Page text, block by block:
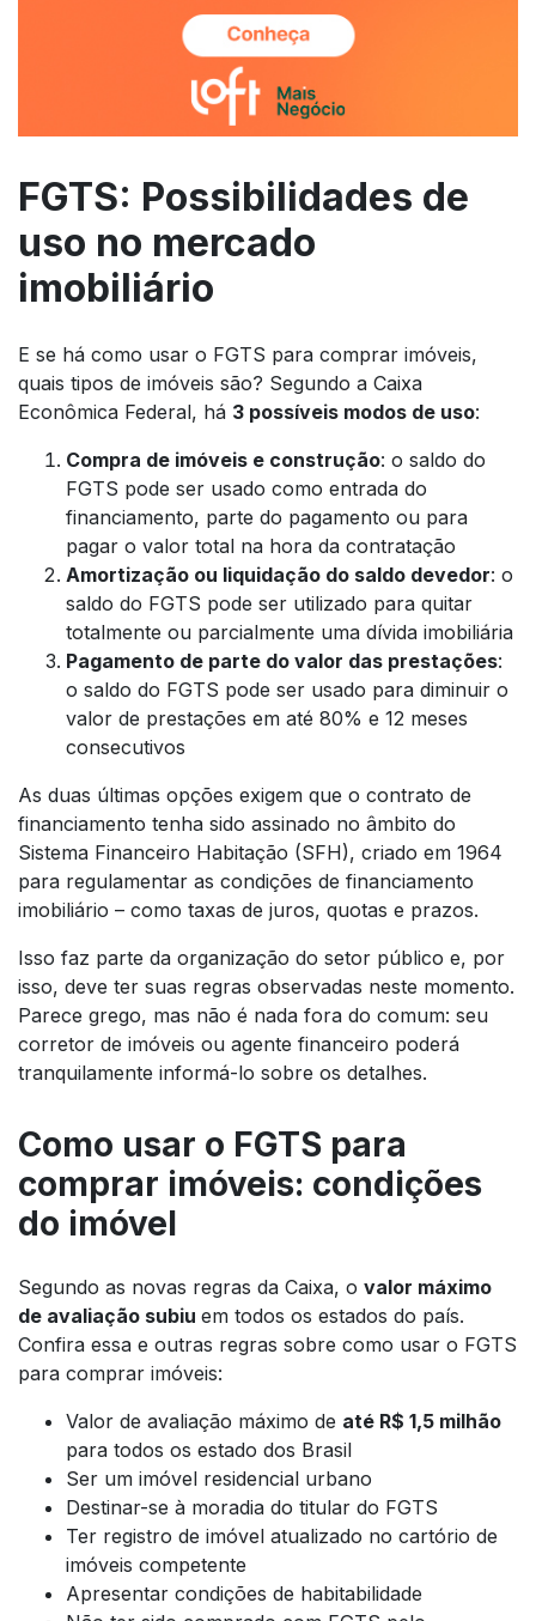
FGTS: Possibilidades de
uso no mercado
imobiliário
E se há como usar o FGTS para comprar imóveis,
quais tipos de imóveis são? Segundo a Caixa
Econômica Federal, há 3 possíveis modos de uso:
Compra de imóveis e construção: o saldo do
FGTS pode ser usado como entrada do
financiamento, parte do pagamento ou para
pagar o valor total na hora da contratação
Amortização ou liquidação do saldo devedor: o
saldo do FGTS pode ser utilizado para quitar
totalmente ou parcialmente uma dívida imobiliária
Pagamento de parte do valor das prestações:
o saldo do FGTS pode ser usado para diminuir o
valor de prestações em até 80% e 12 meses
consecutivos
As duas últimas opções exigem que o contrato de
financiamento tenha sido assinado no âmbito do
Sistema Financeiro Habitação (SFH), criado em 1964
para regulamentar as condições de financiamento
imobiliário – como taxas de juros, quotas e prazos.
Isso faz parte da organização do setor público e, por
isso, deve ter suas regras observadas neste momento.
Parece grego, mas não é nada fora do comum: seu
corretor de imóveis ou agente financeiro poderá
tranquilamente informá-lo sobre os detalhes.
Como usar o FGTS para
comprar imóveis: condições
do imóvel
Segundo as novas regras da Caixa, o valor máximo
de avaliação subiu em todos os estados do país.
Confira essa e outras regras sobre como usar o FGTS
para comprar imóveis:
Valor de avaliação máximo de até R$ 1,5 milhão
para todos os estado dos Brasil
Ser um imóvel residencial urbano
Destinar-se à moradia do titular do FGTS
Ter registro de imóvel atualizado no cartório de
imóveis competente
Apresentar condições de habitabilidade